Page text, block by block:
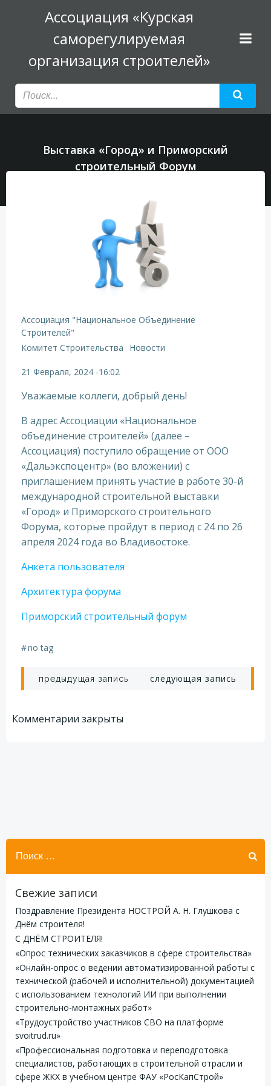
к
содержимому
Ассоциация «Курская
саморегулируемая
организация строителей»
Выставка «Город» и Приморский
строительный Форум
Ассоциация "Национальное Объединение
Строителей"
Комитет Строительства
Новости
21 Февраля, 2024 -16:02
Уважаемые коллеги, добрый день!
В адрес Ассоциации «Национальное
объединение строителей» (далее –
Ассоциация) поступило обращение от ООО
«Дальэкспоцентр» (во вложении) с
приглашением принять участие в работе 30-й
международной строительной выставки
«Город» и Приморского строительного
Форума, которые пройдут в период с 24 по 26
апреля 2024 года во Владивостоке.
Анкета пользователя
Архитектура форума
Приморский строительный форум
#no tag
Навигация
по
предыдущая запись
Навигация
следующая запись
Комментарии закрыты
Найти:
Свежие записи
Поздравление Президента НОСТРОЙ А. Н. Глушкова с
Днём строителя!
С ДНЁМ СТРОИТЕЛЯ!
«Опрос технических заказчиков в сфере строительства»
«Онлайн-опрос о ведении автоматизированной работы с
технической (рабочей и исполнительной) документацией
с использованием технологий ИИ при выполнении
строительно-монтажных работ»
«Трудоустройство участников СВО на платформе
svoitrud.ru»
«Профессиональная подготовка и переподготовка
специалистов, работающих в строительной отрасли и
сфере ЖКХ в учебном центре ФАУ «РосКапСтрой»